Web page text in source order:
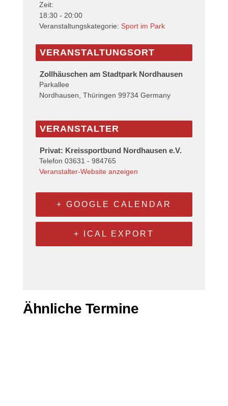
Zeit:
18:30 - 20:00
Veranstaltungskategorie: Sport im Park
VERANSTALTUNGSORT
Zollhäuschen am Stadtpark Nordhausen
Parkallee
Nordhausen, Thüringen 99734 Germany
VERANSTALTER
Privat: Kreissportbund Nordhausen e.V.
Telefon 03631 - 984765
Veranstalter-Website anzeigen
+ GOOGLE CALENDAR
+ ICAL EXPORT